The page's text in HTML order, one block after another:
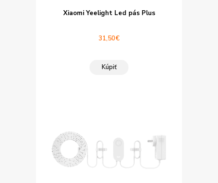
Xiaomi Yeelight Led pás Plus
31,50€
Kúpiť